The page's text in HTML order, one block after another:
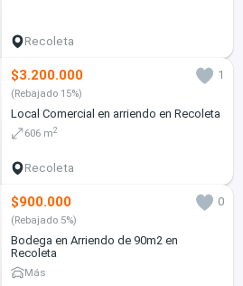
Recoleta
$3.200.000 1
(Rebajado 15%)
Local Comercial en arriendo en Recoleta
606 m2
Recoleta
$900.000 0
(Rebajado 5%)
Bodega en Arriendo de 90m2 en
Recoleta
Más